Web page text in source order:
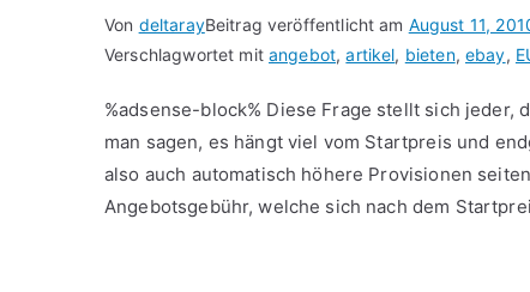
Von deltarayBeitrag veröffentlicht am August 11,
Verschlagwortet mitangebot,artikel, bieten, ebay,
%adsense-block% Diese Frage stellt sich jeder,
man sagen, es hängt viel vom Startpreis und
also auch automatisch höhere Provisionen
Angebotsgebühr, welche sich nach dem